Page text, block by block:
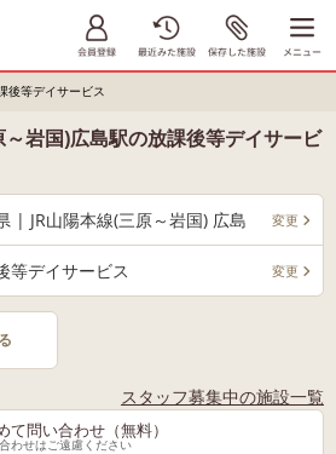
後等デイサービス
～岩国)広島駅の放課後等デイサービ
| JR山陽本線(三原～岩国) 広島 変更
等デイサービス 変更
スタッフ募集中の施設一覧
問い合わせ（無料）
わせはご遠慮ください